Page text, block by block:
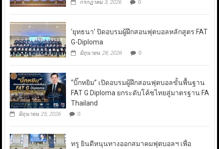
กรกฎาคม 3, 2026 0
‘ยุทธนา’ ปิดอบรมผู้ฝึกสอนฟุตบอลหลักสูตร FAT
G-Diploma
มิถุนายน 28, 2026 0
“บิ๊กหยิม” เปิดอบรมผู้ฝึกสอนฟุตบอลขั้นพื้นฐาน
FAT G Diploma ยกระดับโค้ชไทยสู่มาตรฐาน FA
Thailand
มิถุนายน 25, 2026 0
ทรู ยินดีหนุนทางออกสมาคมฟุตบอลฯ เพื่อ